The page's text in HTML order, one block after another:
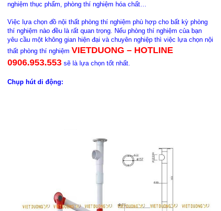
nghiệm thục phẩm, phòng thí nghiệm hóa chất…
Việc lựa chọn đồ nội thất phòng thí nghiệm phù hợp cho bất kỳ phòng
thí nghiệm nào đều là rất quan trọng. Nếu phòng thí nghiệm của bạn
yêu cầu một không gian hiện đại và chuyên nghiệp thì việc lựa chọn nội
thất phòng thí nghiệm VIETDUONG – HOTLINE
0906.953.553 sẽ là lựa chọn tốt nhất.
Chụp hút di động: